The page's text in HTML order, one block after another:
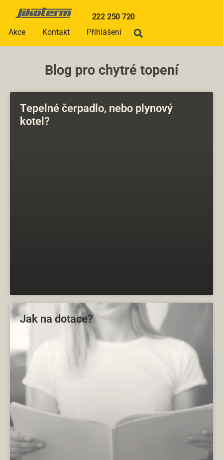
222 250 720
Akce
Kontakt Přihlášení
Blog pro chytré topení
Tepelné čerpadlo, nebo plynový
kotel?
Jak na dotace?